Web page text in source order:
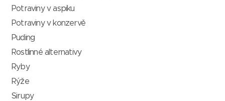
Potraviny v aspiku
Potraviny v konzervě
Puding
Rostlinné alternativy
Ryby
Rýže
Sirupy